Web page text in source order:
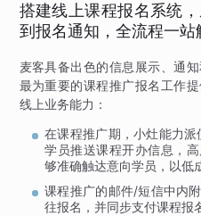
搭建线上课程报名系统
到报名通知，全流程一站
麦客具备出色的信息展示、通
最为重要的课程推广报名工作
线上业务能力：
在课程推广期，小灶能力
学员推送课程开办信息，
够准确触达意向学员，以低
课程推广的邮件/短信中内
往报名，并同步支付课程报